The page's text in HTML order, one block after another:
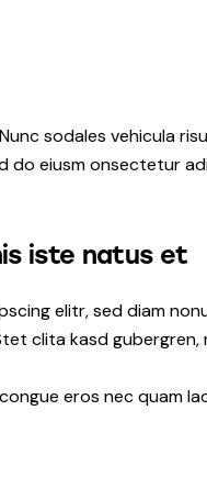
sodales vehicula
do eiusm onsectetur
iste natus et
elitr, sed diam
clita kasd
eros nec quam